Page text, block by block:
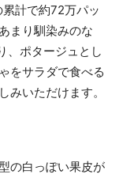
計で約72万パッ
まり馴染みのな
、ポタージュとし
をサラダで食べる
みいただけます。
の白っぽい果皮が